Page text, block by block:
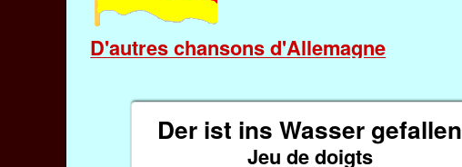
D'autres chansons d'Allemagne
Der ist ins Wasser gefallen
Jeu de doigts